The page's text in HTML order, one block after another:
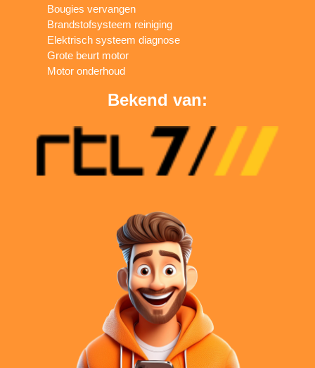
Bougies vervangen
Brandstofsysteem reiniging
Elektrisch systeem diagnose
Grote beurt motor
Motor onderhoud
Bekend van: